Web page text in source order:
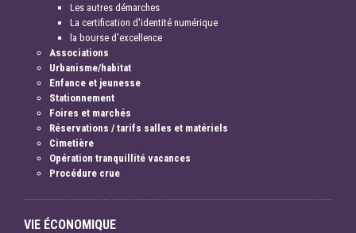
Les autres démarches
La certification d'identité numérique
la bourse d'excellence
Associations
Urbanisme/habitat
Enfance et jeunesse
Stationnement
Foires et marchés
Réservations / tarifs salles et matériels
Cimetière
Opération tranquillité vacances
Procédure crue
VIE ÉCONOMIQUE